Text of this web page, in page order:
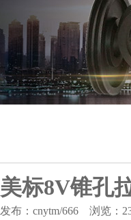
美标8V锥孔
发布：cnytm/666 浏览：